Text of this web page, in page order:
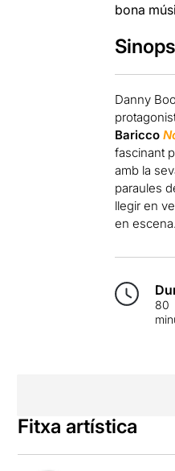
bona
Danny
Baricco
fascinant
amb la
paraules
llegir en
en escena.
80
Fitxa artística